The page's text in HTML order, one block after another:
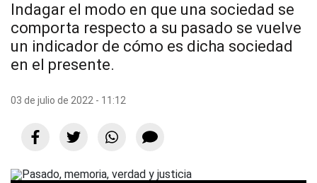
Indagar el modo en que una sociedad se
comporta respecto a su pasado se vuelve
un indicador de cómo es dicha sociedad
en el presente.
03 de julio de 2022 - 11:12